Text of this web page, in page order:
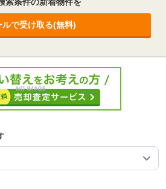
ルで受け取る(無料)